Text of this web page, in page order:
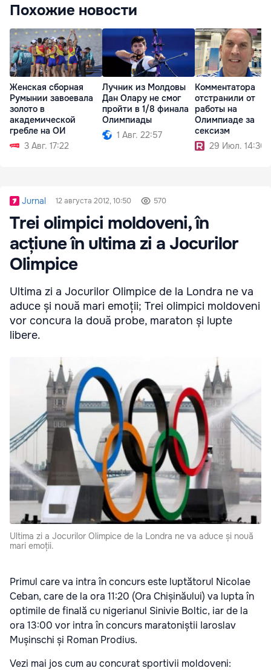
Похожие новости
Женская сборная
Румынии завоевала
золото в
академической
гребле на ОИ
3 Авг. 17:22
Лучник из Молдовы
Дан Олару не смог
пройти в 1/8 финала
Олимпиады
1 Авг. 22:57
Комментатора
отстранили от
работы на
Олимпиаде за
сексизм
29 Июл. 14:30
Jurnal 12 августа 2012, 10:50 570
Trei olimpici moldoveni, în
acțiune în ultima zi a Jocurilor
Olimpice
Ultima zi a Jocurilor Olimpice de la Londra ne va
aduce și nouă mari emoții; Trei olimpici moldoveni
vor concura la două probe, maraton și lupte
libere.
Ultima zi a Jocurilor Olimpice de la Londra ne va aduce și nouă
mari emoții.
Primul care va intra în concurs este luptătorul Nicolae
Ceban, care de la ora 11:20 (Ora Chișinăului) va lupta în
optimile de finală cu nigerianul Sinivie Boltic, iar de la
ora 13:00 vor intra în concurs maratoniștii Iaroslav
Mușinschi și Roman Prodius.
Vezi mai jos cum au concurat sportivii moldoveni: